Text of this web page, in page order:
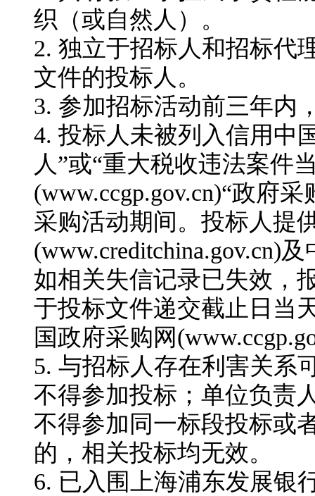
织 （或自然人） 。
2. 独立于招标人和招标代
文件的投标人。
3. 参加招标活动前三年内
4. 投标人未被列入信用中
人”或“重大税收违法案件
(www.ccgp.gov.cn)“政府
采购活动期间。投标人提
(www.creditchina.gov.cn)
如相关失信记录已失效，
于投标文件递交截止日当
国政府采购网
5. 与招标人存在利害关系
不得参加投标；单位负责
不得参加同一标段投标或
的，相关投标均无效。
6. 已入围上海浦东发展银